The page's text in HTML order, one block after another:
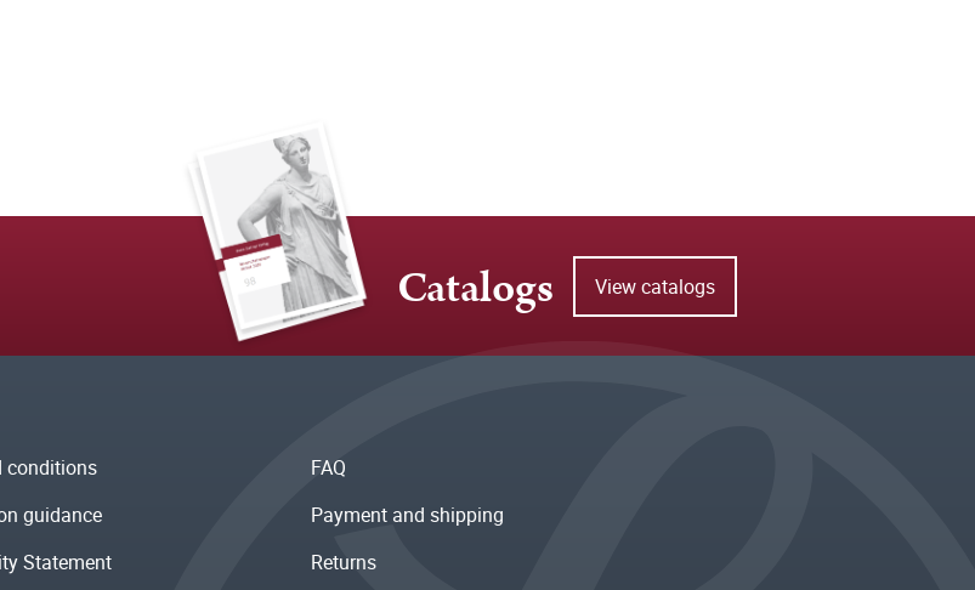
Catalogs View catalogs
conditions
guidance
Statement
FAQ
Payment and shipping
Returns